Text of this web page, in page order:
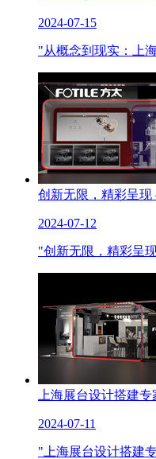
2024-07-15
"从概念到现实：上
创新无限，精彩呈
2024-07-12
"创新无限，精彩呈
上海展台设计搭建
2024-07-11
"上海展台设计搭建